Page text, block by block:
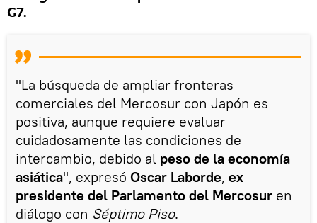
G7.
"La búsqueda de ampliar fronteras
comerciales del Mercosur con Japón es
positiva, aunque requiere evaluar
cuidadosamente las condiciones de
intercambio, debido al peso de la economía
asiática", expresó Oscar Laborde, ex
presidente del Parlamento del Mercosur en
diálogo con Séptimo Piso.